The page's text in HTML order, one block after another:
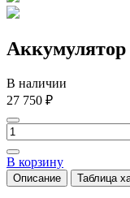
В наличии
27 750 ₽
В корзину
Описание Таблица